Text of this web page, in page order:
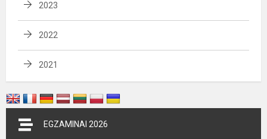
2023
2022
2021
EGZAMINAI 2026